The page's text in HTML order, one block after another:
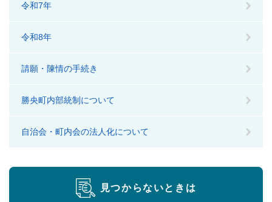
令和7年
令和8年
請願・陳情の手続き
勝央町内部統制について
自治会・町内会の法人化について
見つからないときは